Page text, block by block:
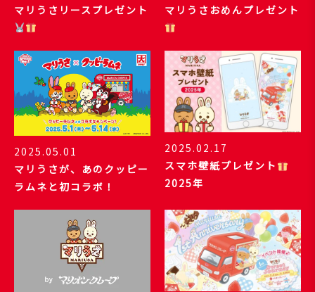
マリうさリースプレゼント
マリうさおめんプレゼント
2025.05.01
マリうさが、あのクッピー
ラムネと初コラボ！
2025.02.17
スマホ壁紙プレゼント
2025年